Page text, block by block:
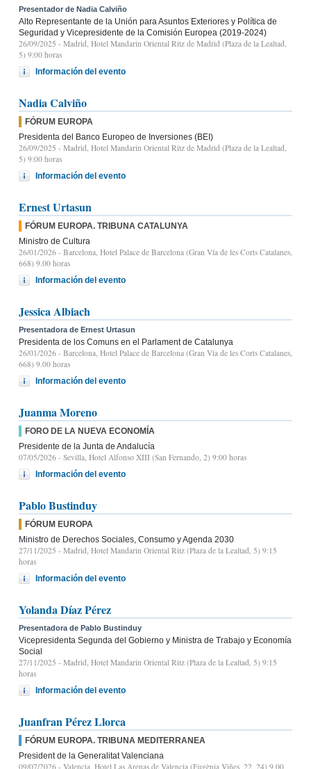
Presentador de Nadia Calviño
Alto Representante de la Unión para Asuntos Exteriores y Política de
Seguridad y Vicepresidente de la Comisión Europea (2019-2024)
26/09/2025 - Madrid, Hotel Mandarin Oriental Ritz de Madrid (Plaza de la Lealtad,
5) 9:00 horas
Información del evento
Nadia Calviño
FÓRUM EUROPA
Presidenta del Banco Europeo de Inversiones (BEI)
26/09/2025 - Madrid, Hotel Mandarin Oriental Ritz de Madrid (Plaza de la Lealtad,
5) 9:00 horas
Información del evento
Ernest Urtasun
FÓRUM EUROPA. TRIBUNA CATALUNYA
Ministro de Cultura
26/01/2026 - Barcelona, Hotel Palace de Barcelona (Gran Vía de les Corts Catalanes,
668) 9.00 horas
Información del evento
Jessica Albiach
Presentadora de Ernest Urtasun
Presidenta de los Comuns en el Parlament de Catalunya
26/01/2026 - Barcelona, Hotel Palace de Barcelona (Gran Vía de les Corts Catalanes,
668) 9.00 horas
Información del evento
Juanma Moreno
FORO DE LA NUEVA ECONOMÍA
Presidente de la Junta de Andalucía
07/05/2026 - Sevilla, Hotel Alfonso XIII (San Fernando, 2) 9:00 horas
Información del evento
Pablo Bustinduy
FÓRUM EUROPA
Ministro de Derechos Sociales, Consumo y Agenda 2030
27/11/2025 - Madrid, Hotel Mandarin Oriental Ritz (Plaza de la Lealtad, 5) 9:15
horas
Información del evento
Yolanda Díaz Pérez
Presentadora de Pablo Bustinduy
Vicepresidenta Segunda del Gobierno y Ministra de Trabajo y Economía
Social
27/11/2025 - Madrid, Hotel Mandarin Oriental Ritz (Plaza de la Lealtad, 5) 9:15
horas
Información del evento
Juanfran Pérez Llorca
FÓRUM EUROPA. TRIBUNA MEDITERRANEA
President de la Generalitat Valenciana
09/07/2026 - Valencia, Hotel Las Arenas de Valencia (Eugènia Viñes, 22, 24) 9.00